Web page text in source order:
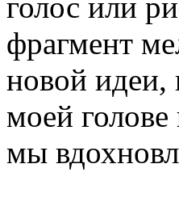
фрагмент
новой идеи,
моей
мы